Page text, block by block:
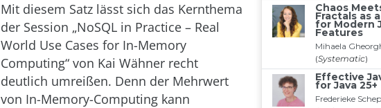
Mit diesem Satz lässt sich das Kernthema
der Session „NoSQL in Practice – Real
World Use Cases for In-Memory
Computing“ von Kai Wähner recht
deutlich umreißen. Denn der Mehrwert
von In-Memory-Computing kann